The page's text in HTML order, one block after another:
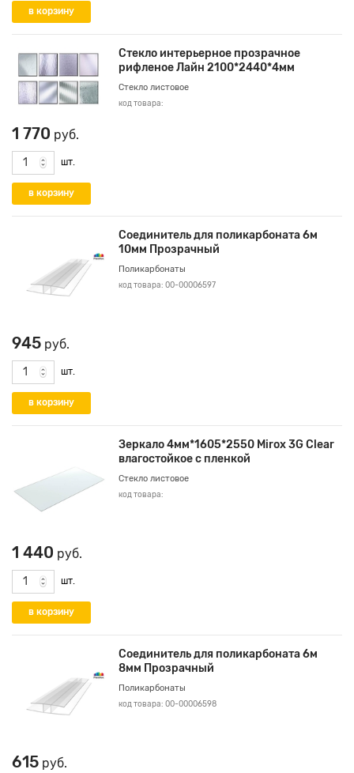
Стекло интерьерное прозрачное
рифленое Лайн 2100*2440*4мм
Стекло листовое
код товара:
1 770 руб.
шт.
Соединитель для поликарбоната 6м
10мм Прозрачный
Поликарбонаты
код товара: 00-00006597
945 руб.
шт.
Зеркало 4мм*1605*2550 Mirox 3G Clear
влагостойкое с пленкой
Стекло листовое
код товара:
1 440 руб.
шт.
Соединитель для поликарбоната 6м
8мм Прозрачный
Поликарбонаты
код товара: 00-00006598
615 руб.